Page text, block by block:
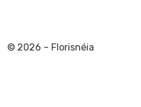
© 2026 – Florisnéia